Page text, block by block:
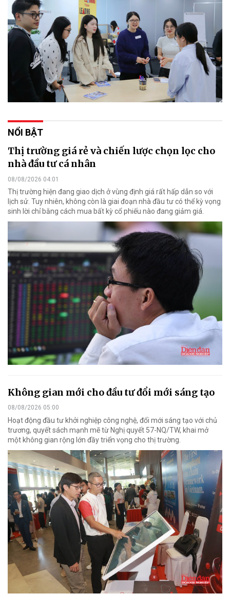
NỔI BẬT
Thị trường giá rẻ và chiến lược chọn lọc cho
nhà đầu tư cá nhân
08/08/2026 04:01
Thị trường hiện đang giao dịch ở vùng định giá rất hấp dẫn so với
lịch sử. Tuy nhiên, không còn là giai đoạn nhà đầu tư có thể kỳ vọng
sinh lời chỉ bằng cách mua bất kỳ cổ phiếu nào đang giảm giá.
Không gian mới cho đầu tư đổi mới sáng tạo
08/08/2026 05:00
Hoạt động đầu tư khởi nghiệp công nghệ, đổi mới sáng tạo với chủ
trương, quyết sách mạnh mẽ từ Nghị quyết 57-NQ/TW, khai mở
một không gian rộng lớn đầy triển vọng cho thị trường.